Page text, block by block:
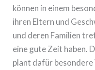
können in einem
ihren Eltern und
und deren Familien
eine gute Zeit haben.
plant dafür